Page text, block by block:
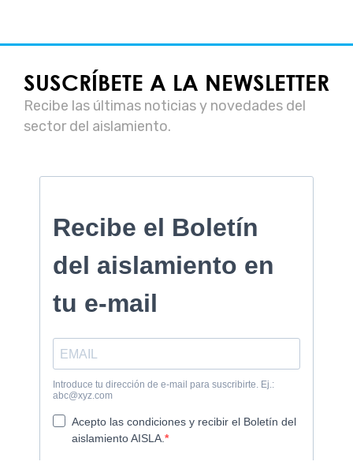
SUSCRÍBETE A LA NEWSLETTER
Recibe las últimas noticias y novedades del
sector del aislamiento.